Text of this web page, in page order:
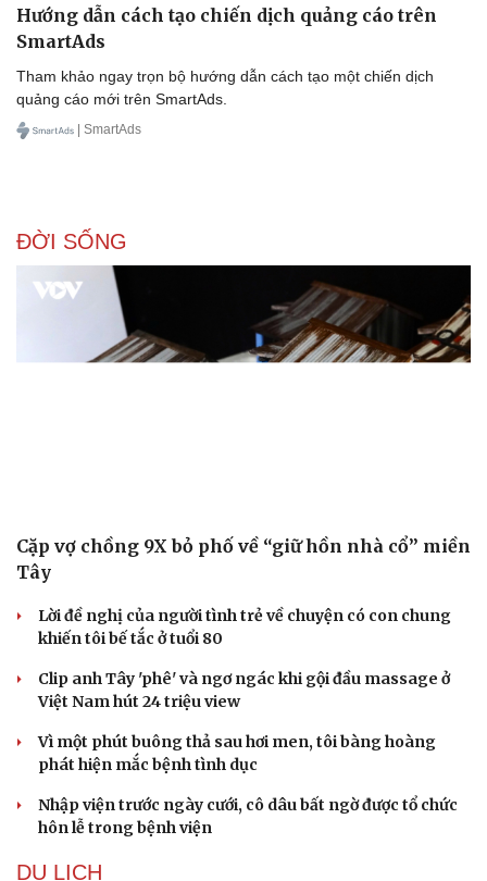
Tư vấn
Săn Tour
Câu chuyện thời sự
Kể chuyện cho bé
Hướng dẫn cách tạo chiến dịch quảng cáo trên
SmartAds
Tham khảo ngay trọn bộ hướng dẫn cách tạo một chiến dịch
quảng cáo mới trên SmartAds.
| SmartAds
ĐỜI SỐNG
Cặp vợ chồng 9X bỏ phố về “giữ hồn nhà cổ” miền
Tây
Lời đề nghị của người tình trẻ về chuyện có con chung
khiến tôi bế tắc ở tuổi 80
Clip anh Tây 'phê' và ngơ ngác khi gội đầu massage ở
Việt Nam hút 24 triệu view
Vì một phút buông thả sau hơi men, tôi bàng hoàng
phát hiện mắc bệnh tình dục
Nhập viện trước ngày cưới, cô dâu bất ngờ được tổ chức
hôn lễ trong bệnh viện
DU LỊCH